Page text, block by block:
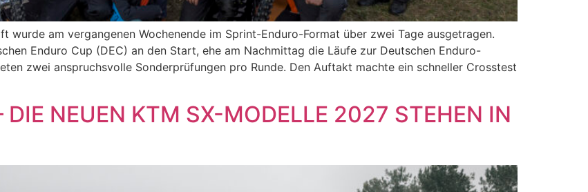
wurde am vergangenen Wochenende im Sprint-Enduro-Format über zwei Tage ausgetragen.
Enduro Cup (DEC) an den Start, ehe am Nachmittag die Läufe zur Deutschen Enduro-
zwei anspruchsvolle Sonderprüfungen pro Runde. Den Auftakt machte ein schneller Crosstest
DIE NEUEN KTM SX-MODELLE 2027 STEHEN IN